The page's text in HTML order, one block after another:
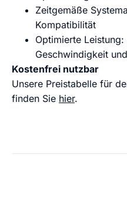
Zeitgemäße
Kompatibilität
Optimierte
Geschwindigkeit
Kostenfrei nutzbar
Unsere Preistabelle für
finden Sie hier.